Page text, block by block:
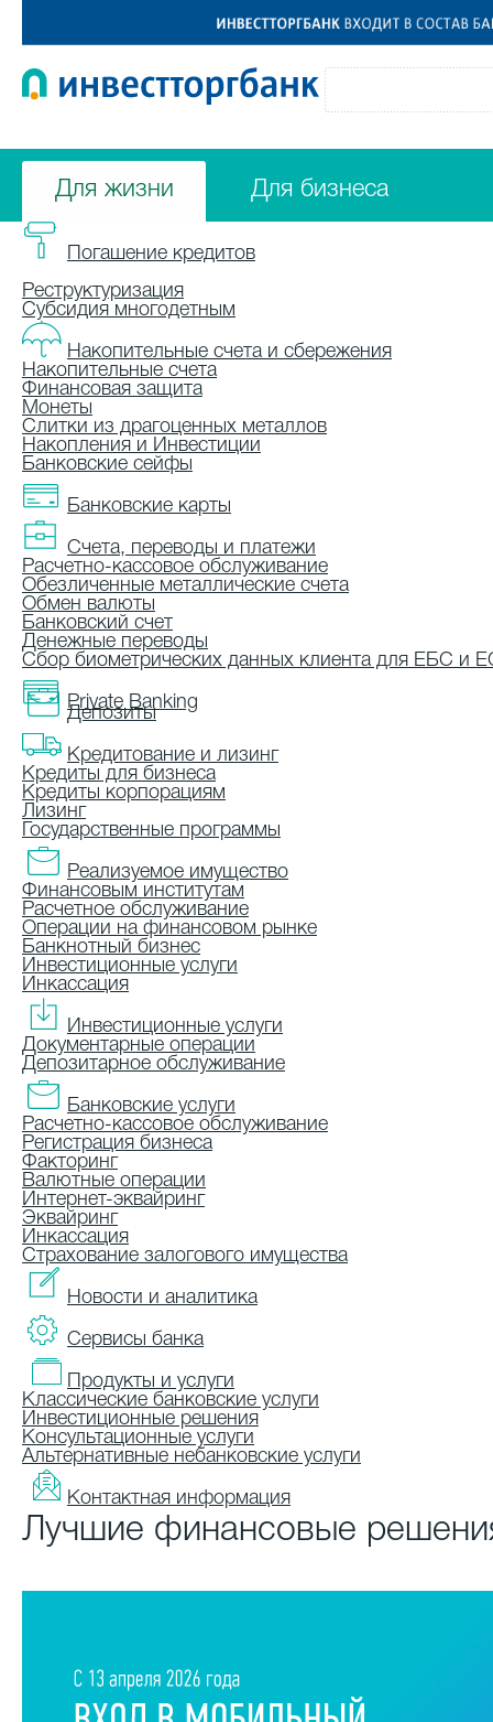
Для жизни Для бизнеса
Погашение кредитов
Реструктуризация
Субсидия многодетным
Накопительные счета и сбережения
Накопительные счета
Финансовая защита
Монеты
Слитки из драгоценных металлов
Накопления и Инвестиции
Банковские сейфы
Банковские карты
Счета, переводы и платежи
Расчетно-кассовое обслуживание
Обезличенные металлические счета
Обмен валюты
Банковский счет
Денежные переводы
Сбор биометрических данных клиента для ЕБС и
Private Banking
Депозиты
Кредитование и лизинг
Кредиты для бизнеса
Кредиты корпорациям
Лизинг
Государственные программы
Реализуемое имущество
Финансовым институтам
Расчетное обслуживание
Операции на финансовом рынке
Банкнотный бизнес
Инвестиционные услуги
Инкассация
Инвестиционные услуги
Документарные операции
Депозитарное обслуживание
Банковские услуги
Расчетно-кассовое обслуживание
Регистрация бизнеса
Факторинг
Валютные операции
Интернет-эквайринг
Эквайринг
Инкассация
Страхование залогового имущества
Новости и аналитика
Сервисы банка
Продукты и услуги
Классические банковские услуги
Инвестиционные решения
Консультационные услуги
Альтернативные небанковские услуги
Контактная информация
Лучшие финансовые